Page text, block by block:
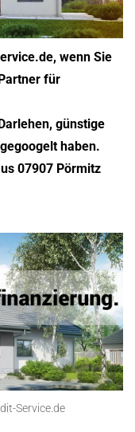
wenn Sie
für
günstige
haben.
07907 Pörmitz
Service.de